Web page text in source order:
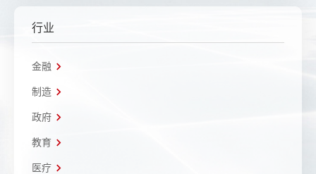
行业
金融
制造
政府
教育
医疗